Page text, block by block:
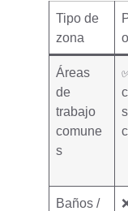
Tipo de
zona
o
Áreas
de
trabajo
comune
s
Baños /